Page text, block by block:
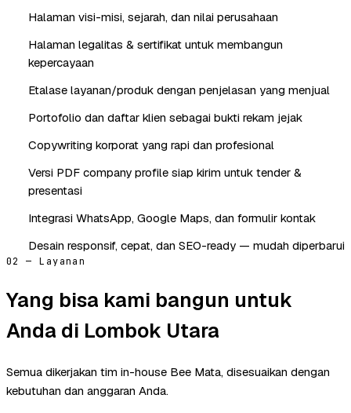
Halaman visi-misi, sejarah, dan nilai perusahaan
Halaman legalitas & sertifikat untuk membangun
kepercayaan
Etalase layanan/produk dengan penjelasan yang menjual
Portofolio dan daftar klien sebagai bukti rekam jejak
Copywriting korporat yang rapi dan profesional
Versi PDF company profile siap kirim untuk tender &
presentasi
Integrasi WhatsApp, Google Maps, dan formulir kontak
Desain responsif, cepat, dan SEO-ready — mudah diperbarui
02 — Layanan
Yang bisa kami bangun untuk
Anda di Lombok Utara
Semua dikerjakan tim in-house Bee Mata, disesuaikan dengan
kebutuhan dan anggaran Anda.